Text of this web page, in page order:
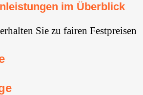
im Überblick
Sie zu fairen Festpreisen